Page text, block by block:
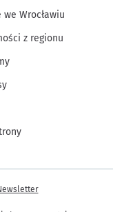
we Wrocławiu
z regionu